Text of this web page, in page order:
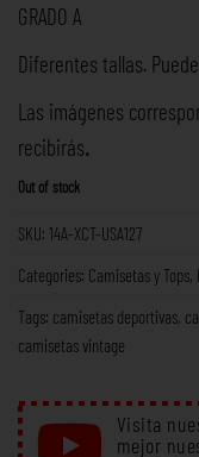
GRADO A
Diferentes tallas.
Las imágenes
recibirás.
Out of stock
SKU: 14A-XCT-USA127
Categories: Camisetas y Tops
Tags: camisetas deportivas
camisetas vintage
Visita
mejor